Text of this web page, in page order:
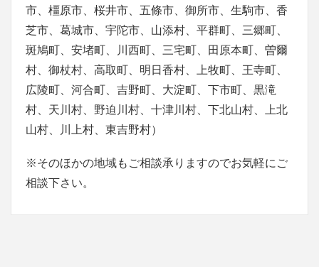
市、橿原市、桜井市、五條市、御所市、生駒市、香
芝市、葛城市、宇陀市、山添村、平群町、三郷町、
斑鳩町、安堵町、川西町、三宅町、田原本町、曽爾
村、御杖村、高取町、明日香村、上牧町、王寺町、
広陵町、河合町、吉野町、大淀町、下市町、黒滝
村、天川村、野迫川村、十津川村、下北山村、上北
山村、川上村、東吉野村）
※そのほかの地域もご相談承りますのでお気軽にご
相談下さい。